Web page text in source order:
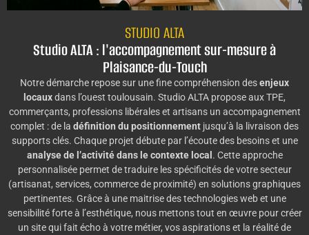
STUDIO ALTA
Studio ALTA : l'accompagnement sur-mesure à
Plaisance-du-Touch
Notre démarche repose sur une fine compréhension desenjeux
locauxdans l’ouest toulousain. Studio ALTA propose aux TPE,
commerçants, professions libérales et artisans un accompagnement
complet : de la définition du positionnement jusqu’à la livraison des
supports clés. Chaque projet débute par l’écoute des besoins et une
analyse de l’activité dans le contexte local. Cette approche
personnalisée permet de traduire les spécificités de votre secteur
(artisanat, services, commerce de proximité) en solutions graphiques
pertinentes. Grâce à une maitrise des technologies web et une
sensibilité forte à l’esthétique, nous mettons tout en œuvre pour créer
un site qui fait écho à votre métier, vos aspirations et la réalité de